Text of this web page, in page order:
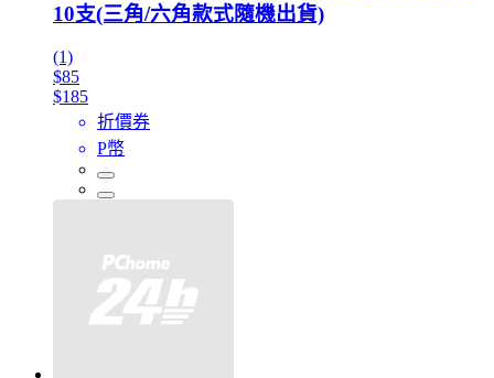
10支(三角/六角款式隨機出貨)
(1)
$85
$185
折價券
P幣